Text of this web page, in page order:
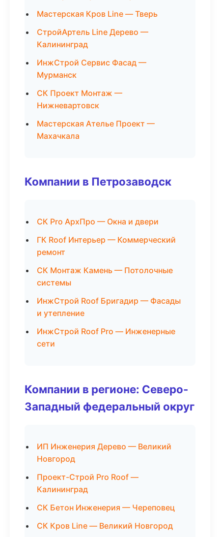
Мастерская Кров Line — Тверь
СтройАртель Line Дерево —
Калининград
ИнжСтрой Сервис Фасад —
Мурманск
СК Проект Монтаж —
Нижневартовск
Мастерская Ателье Проект —
Махачкала
Компании в Петрозаводск
СК Pro АрхПро — Окна и двери
ГК Roof Интерьер — Коммерческий
ремонт
СК Монтаж Камень — Потолочные
системы
ИнжСтрой Roof Бригадир — Фасады
и утепление
ИнжСтрой Roof Pro — Инженерные
сети
Компании в регионе: Северо-
Западный федеральный округ
ИП Инженерия Дерево — Великий
Новгород
Проект-Строй Pro Roof —
Калининград
СК Бетон Инженерия — Череповец
СК Кров Line — Великий Новгород